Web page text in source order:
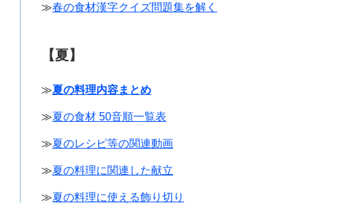
≫春の食材漢字クイズ問題集を解く
【夏】
≫夏の料理内容まとめ
≫夏の食材 50音順一覧表
≫夏のレシピ等の関連動画
≫夏の料理に関連した献立
≫夏の料理に使える飾り切り